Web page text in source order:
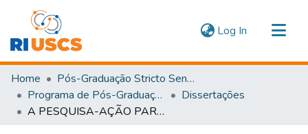
Log In (current)
Communities & Collections
Navigate
Statistics
Home
Pós-Graduação Stricto Sensu
Programa de Pós-Graduação em Administração
Dissertações
A PESQUISA-AÇÃO PARTICIPANTE COMO ESTRATÉGIA PARA O ENSINO DA ADMINSITRAÇÃO E DO EMPREENDEDORISMO EM GRUPOS POPULARES: MULHERES BORDADEIRAS TECENDO A FBRA SOCIAL